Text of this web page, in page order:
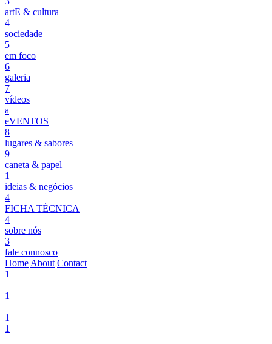
artE & cultura
4
sociedade
5
em foco
6
galeria
7
vídeos
a
eVENTOS
8
lugares & sabores
9
caneta & papel
1
ideias & negócios
4
FICHA TÉCNICA
4
sobre nós
3
fale connosco
Home About Contact
1
1
1
1